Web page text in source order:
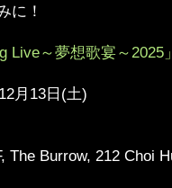
に！
Live～夢想歌宴～2025
月13日(土)
Burrow, 212 Choi